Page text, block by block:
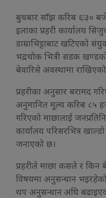
बुधबार साँझ करिब ६ः३०
इलाका प्रहरी कार्यालय
डाम्राभिट्टाबाट खटिएको
भद्रचोक भित्री सडक
बेवारिसे अवस्थामा
प्रहरीका अनुसार बरामद
अनुमानित मूल्य करिब ८५
गरिएको माछालाई
कार्यालय परिसरभित्र
जनाएको छ।
प्रहरीले माछा कसले र किन
विषयमा अनुसन्धान
थप अनुसन्धान अघि